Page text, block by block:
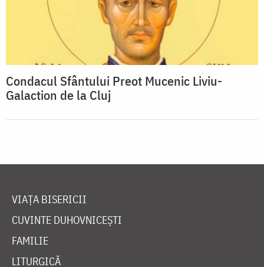
Condacul Sfântului Preot Mucenic Liviu-
Galaction de la Cluj
VIAȚA BISERICII
CUVINTE DUHOVNICEȘTI
FAMILIE
LITURGICĂ